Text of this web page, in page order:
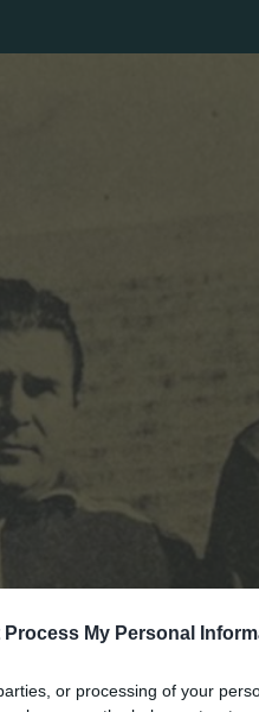
Process My Personal
or processing of your